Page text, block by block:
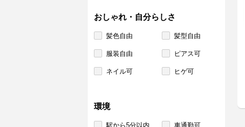
おしゃれ・自分らしさ
髪色自由 髪型自由
服装自由 ピアス可
ネイル可 ヒゲ可
環境
駅から5分以内 車通勤可